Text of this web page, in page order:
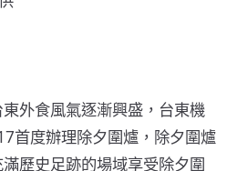
外食風氣逐漸興盛，台東機
首度辦理除夕圍爐，除夕圍爐
歷史足跡的場域享受除夕圍